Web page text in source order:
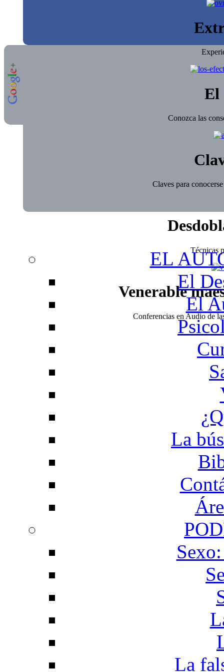
El
Conozca las
Claves para
Técnicas
Venerable
Conferencias en Audio de
EL
El
El
La
La